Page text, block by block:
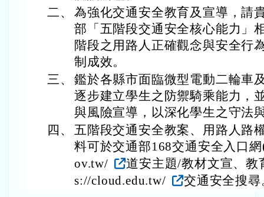
二、 為強化交通安全教育及宣導，請
部「五階段交通安全核心能力」
階段之用路人正確觀念與安全行
制成效。
三、 鑑於各縣市面臨微型電動二輪車
逐步建立學生之防禦騎乘能力，
與風險宣導，以深化學生之守法
四、 五階段交通安全教案、用路人路
料可於交通部168交通安全入口
ov.tw/
道安主題/教材文宣、
s://cloud.edu.tw/
交通安全搜尋